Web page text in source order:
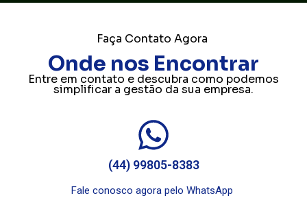
Faça Contato Agora
Onde nos Encontrar
Entre em contato e descubra como podemos
simplificar a gestão da sua empresa.
(44) 99805-8383
Fale conosco agora pelo WhatsApp